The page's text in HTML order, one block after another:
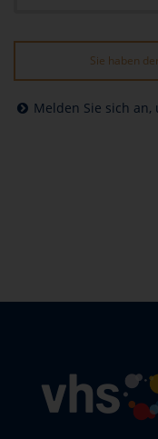
Sie haben
Melden Sie sich